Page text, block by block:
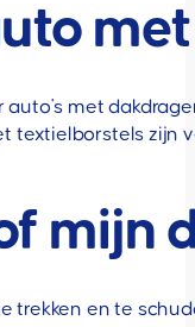
auto's met
textielborstels zijn
mijn
trekken en te